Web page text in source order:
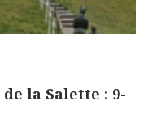
la Salette : 9-